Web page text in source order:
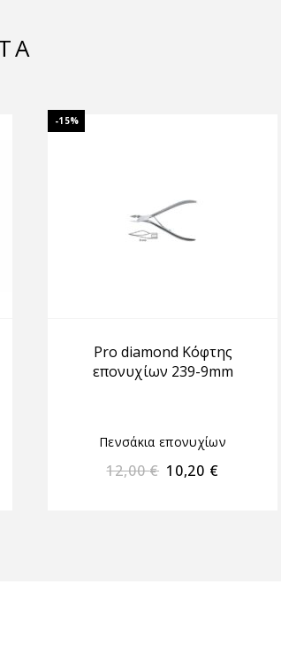
-15%
Pro diamond Κόφτης
επονυχίων 239-9mm
Πενσάκια επονυχίων
12,00€ 10,20 €